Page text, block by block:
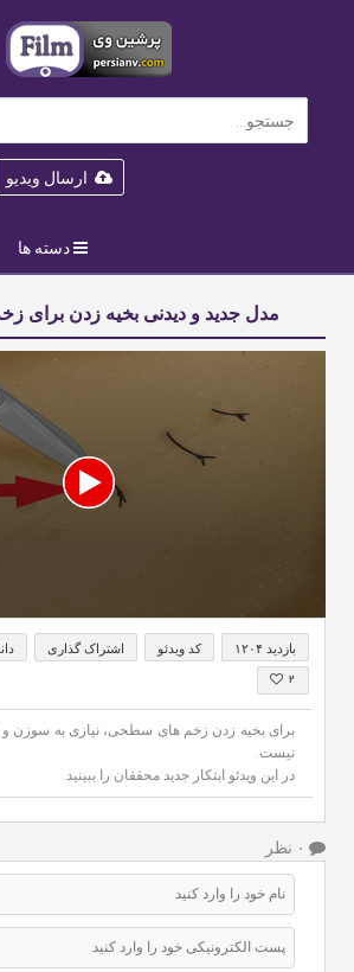
ارسال ویدیو
دسته ها
مدل جدید و دیدنی بخیه زدن برای
بازدید ۱۲۰۴ کد ویدئو اشتراک گذاری
۲
برای بخیه زدن زخم های سطحی، نیازی به سوزن
نیست.
در این ویدئو ابتکار جدید محققان را ببینید.
۰ نظر